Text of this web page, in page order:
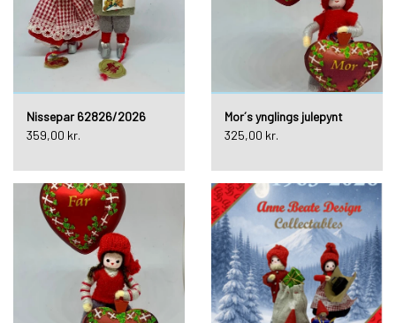
Nissepar 62826/2026
359,00 kr.
Mor´s ynglings julepynt
325,00 kr.